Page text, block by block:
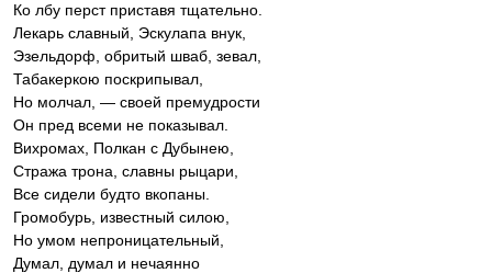
Ко лбу перст приставя тщательно.
Лекарь славный, Эскулапа внук,
Эзельдорф, обритый шваб, зевал,
Табакеркою поскрипывал,
Но молчал, — своей премудрости
Он пред всеми не показывал.
Вихромах, Полкан с Дубынею,
Стража трона, славны рыцари,
Все сидели будто вкопаны.
Громобурь, известный силою,
Но умом непроницательный,
Думал, думал и нечаянно